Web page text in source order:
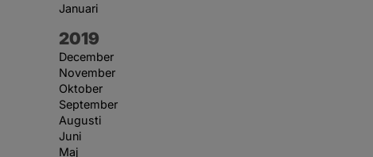
Januari
År:
2019
December
November
Oktober
September
Augusti
Juni
Maj